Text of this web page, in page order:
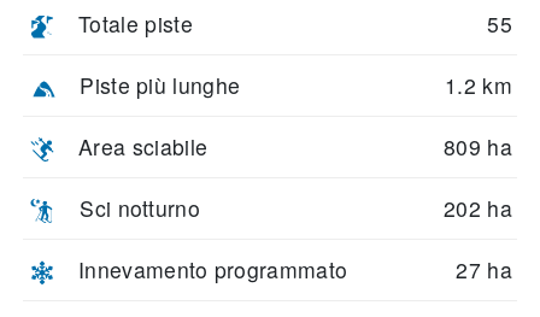
Totale piste 55
Piste più lunghe 1.2 km
Area sciabile 809 ha
Sci notturno 202 ha
Innevamento programmato 27 ha